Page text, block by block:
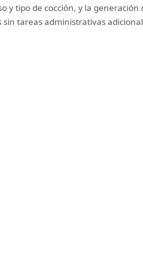
y tipo de cocción, y la generación
sin tareas administrativas